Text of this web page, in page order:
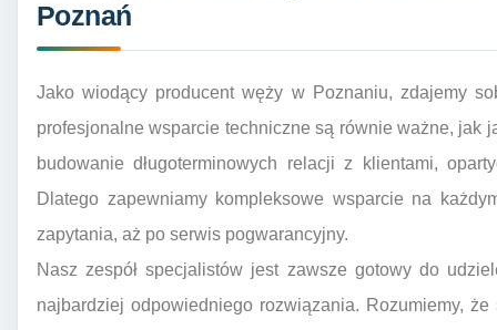
Poznań
Jako wiodący producent węży w Poznaniu, zdajemy
profesjonalne wsparcie techniczne są równie ważne, jak
budowanie długoterminowych relacji z klientami,
Dlatego zapewniamy kompleksowe wsparcie na
zapytania, aż po serwis pogwarancyjny.
Nasz zespół specjalistów jest zawsze gotowy do
najbardziej odpowiedniego rozwiązania. Rozumiemy,